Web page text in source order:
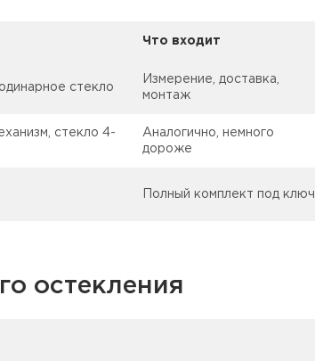
Что входит
стекло
Измерение, доставкa,
монтаж
стекло 4-
Аналогично, немного
дороже
Полный комплект под ключ
остекления